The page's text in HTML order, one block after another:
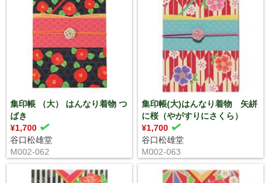
集印帳 （大） はんなり着物 つ
ばき
¥1,700
谷口松雄堂
M002-062
集印帳(大)はんなり着物 矢絣
に桜（やがすりにさくら）
¥1,700
谷口松雄堂
M002-063